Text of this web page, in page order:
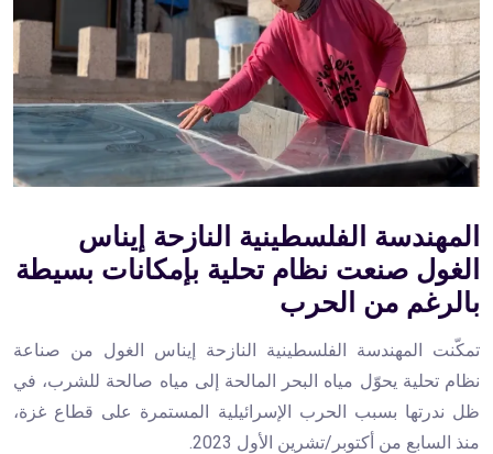
المهندسة الفلسطينية النازحة إيناس
الغول صنعت نظام تحلية بإمكانات بسيطة
بالرغم من الحرب
تمكّنت المهندسة الفلسطينية النازحة إيناس الغول من صناعة
نظام تحلية يحوّل مياه البحر المالحة إلى مياه صالحة للشرب، في
ظل ندرتها بسبب الحرب الإسرائيلية المستمرة على قطاع غزة،
منذ السابع من أكتوبر/تشرين الأول 2023.